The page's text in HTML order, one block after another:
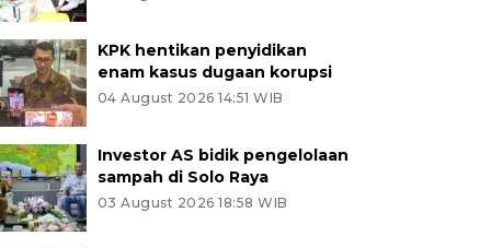
KPK hentikan penyidikan
enam kasus dugaan korupsi
04 August 2026 14:51 WIB
Investor AS bidik pengelolaan
sampah di Solo Raya
03 August 2026 18:58 WIB